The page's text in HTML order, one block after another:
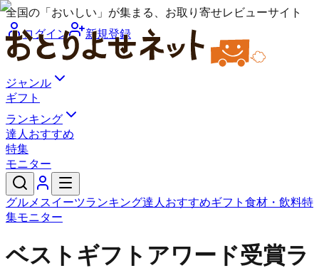
全国の「おいしい」が集まる、お取り寄せレビューサイト
ログイン
新規登録
ジャンル
ギフト
ランキング
達人おすすめ
特集
モニター
グルメ スイーツランキング達人おすすめギフト 食材・飲料特
集モニター
ベストギフトアワード受賞ラ